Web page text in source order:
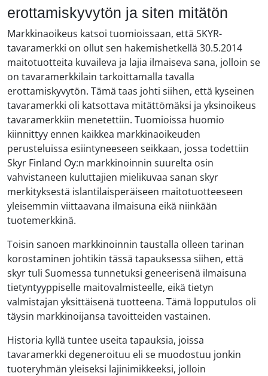
erottamiskyvytön ja siten mitätön
Markkinaoikeus katsoi tuomioissaan, että SKYR-
tavaramerkki on ollut sen hakemishetkellä 30.5.2014
maitotuotteita kuvaileva ja lajia ilmaiseva sana, jolloin se
on tavaramerkkilain tarkoittamalla tavalla
erottamiskyvytön. Tämä taas johti siihen, että kyseinen
tavaramerkki oli katsottava mitättömäksi ja yksinoikeus
tavaramerkkiin menetettiin. Tuomioissa huomio
kiinnittyy ennen kaikkea markkinaoikeuden
perusteluissa esiintyneeseen seikkaan, jossa todettiin
Skyr Finland Oy:n markkinoinnin suurelta osin
vahvistaneen kuluttajien mielikuvaa sanan skyr
merkityksestä islantilaisperäiseen maitotuotteeseen
yleisemmin viittaavana ilmaisuna eikä niinkään
tuotemerkkinä.
Toisin sanoen markkinoinnin taustalla olleen tarinan
korostaminen johtikin tässä tapauksessa siihen, että
skyr tuli Suomessa tunnetuksi geneerisenä ilmaisuna
tietyntyyppiselle maitovalmisteelle, eikä tietyn
valmistajan yksittäisenä tuotteena. Tämä lopputulos oli
täysin markkinoijansa tavoitteiden vastainen.
Historia kyllä tuntee useita tapauksia, joissa
tavaramerkki degeneroituu eli se muodostuu jonkin
tuoteryhmän yleiseksi lajinimikkeeksi, jolloin